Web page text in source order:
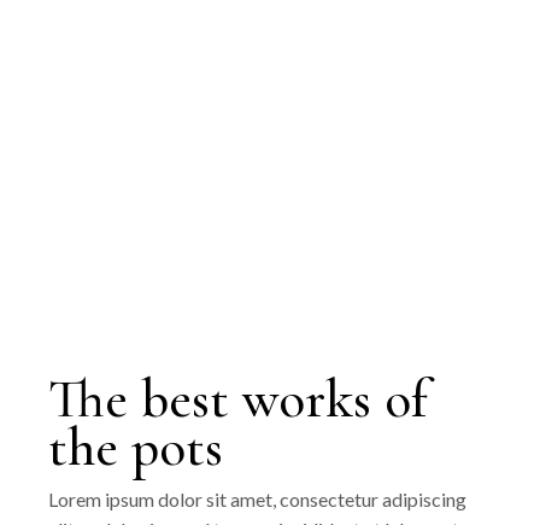
The best works of
the pots
Lorem ipsum dolor sit amet, consectetur adipiscing